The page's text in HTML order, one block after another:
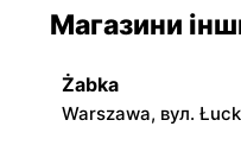
Warszawa al. Dzieci
Groszek
Łomianki Dolne,
Магазини
Żabka
Warszawa, вул.